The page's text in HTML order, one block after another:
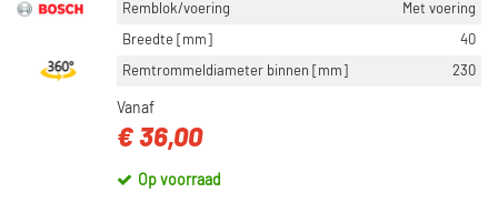
Remblok/voering
Met voering
Breedte [mm]
40
Remtrommeldiameter binnen [mm]
230
Vanaf
€ 36,00
Op voorraad